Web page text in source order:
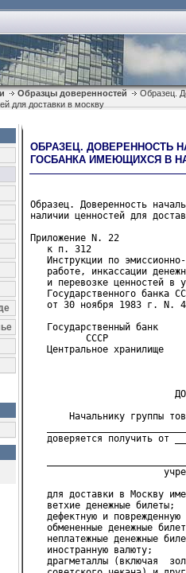
Образцы доверенностей
Образец.
для доставки в москву
ОБРАЗЕЦ. ДОВЕРЕННОСТЬ
ГОСБАНКА ИМЕЮЩИХСЯ В
Образец. Доверенность
наличии ценностей для
Приложение N. 22
к п. 312
Инструкции по эмиссионно-
работе, инкассации
и перевозке ценностей в
Государственного банка
от 30 ноября 1983 г. N.
Государственный банк
СССР
Центральное хранилище
Начальнику группы тов.
доверяется получить от
для доставки в Москву
ветхие денежные билеты;
дефектную и поврежденную
обмененные денежные
неплатежные денежные
иностранную валюту;
драгметаллы (включая